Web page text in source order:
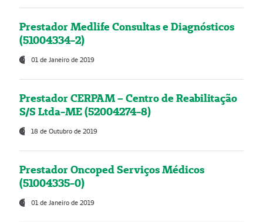
Prestador Medlife Consultas e Diagnósticos
(51004334-2)
01 de Janeiro de 2019
Prestador CERPAM – Centro de Reabilitação
S/S Ltda-ME (52004274-8)
18 de Outubro de 2019
Prestador Oncoped Serviços Médicos
(51004335-0)
01 de Janeiro de 2019